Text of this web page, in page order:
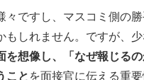
々ですし、マスコミ側の
もしれません。ですが、少
を想像し、「なぜ報じる
こと を面接官に伝える重